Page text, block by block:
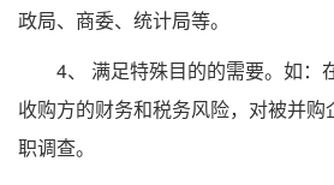
政局、商委、统计局等。
4、 满足特殊目的的需要。如：
收购方的财务和税务风险，对被并
职调查。